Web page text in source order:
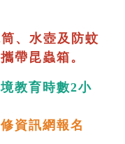
、水壺及防蚊
帶昆蟲箱。
教育時數2小
資訊網報名